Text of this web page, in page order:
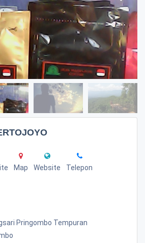
Map Website Telepon
Pringombo Tempuran